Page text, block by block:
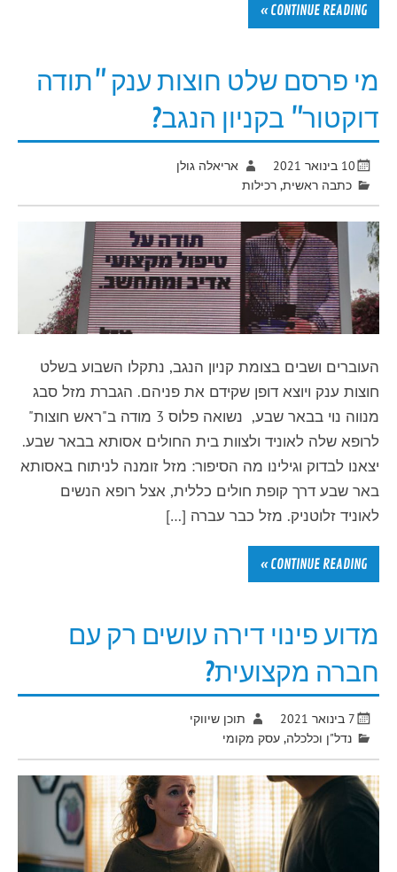
CONTINUE READING »
מי פרסם שלט חוצות ענק "תודה
דוקטור" בקניון הנגב?
10 בינואר 2021
אריאלה גולן
כתבה ראשית,רכילות
העוברים ושבים בצומת קניון הנגב, נתקלו השבוע בשלט
חוצות ענק ויוצא דופן שקידם את פניהם. הגברת מזל סבג
מנווה נוי בבאר שבע, נשואה פלוס 3 מודה ב"ראש חוצות"
לרופא שלה לאוניד ולצוות בית החולים אסותא בבאר שבע.
יצאנו לבדוק וגילינו מה הסיפור: מזל זומנה לניתוח באסותא
באר שבע דרך קופת חולים כללית, אצל רופא הנשים
לאוניד זלוטניק. מזל כבר עברה […]
CONTINUE READING »
מדוע פינוי דירה עושים רק עם
חברה מקצועית?
7 בינואר 2021
תוכן שיווקי
נדל"ן וכלכלה,עסק מקומי